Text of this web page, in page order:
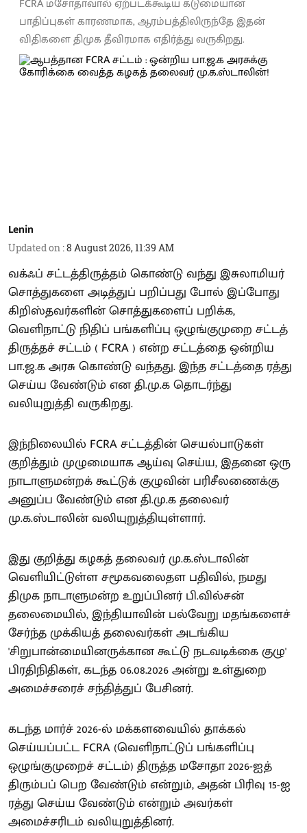
பாதிப்புகள் காரணமாக, ஆரம்பத்திலிருந்தே இதன்
விதிகளை திமுக தீவிரமாக எதிர்த்து வருகிறது.
Lenin
Updated on :8 August 2026, 11:39 AM
வக்ஃப் சட்டத்திருத்தம் கொண்டு வந்து இசுலாமியர்
சொத்துகளை அடித்துப் பறிப்பது போல் இப்போது
கிறிஸ்தவர்களின் சொத்துகளைப் பறிக்க,
வெளிநாட்டு நிதிப் பங்களிப்பு ஒழுங்குமுறை சட்டத்
திருத்தச் சட்டம் ( FCRA ) என்ற சட்டத்தை ஒன்றிய
பா.ஜ.க அரசு கொண்டு வந்தது. இந்த சட்டத்தை ரத்து
செய்ய வேண்டும் என தி.மு.க தொடர்ந்து
வலியுறுத்தி வருகிறது.
இந்நிலையில் FCRA சட்டத்தின் செயல்பாடுகள்
குறித்தும் முழுமையாக ஆய்வு செய்ய, இதனை ஒரு
நாடாளுமன்றக் கூட்டுக் குழுவின் பரிசீலணைக்கு
அனுப்ப வேண்டும் என தி.மு.க தலைவர்
மு.க.ஸ்டாலின் வலியுறுத்தியுள்ளார்.
இது குறித்து கழகத் தலைவர் மு.க.ஸ்டாலின்
வெளியிட்டுள்ள சமூகவலைதள பதிவில், நமது
திமுக நாடாளுமன்ற உறுப்பினர் பி.வில்சன்
தலைமையில், இந்தியாவின் பல்வேறு மதங்களைச்
சேர்ந்த முக்கியத் தலைவர்கள் அடங்கிய
'சிறுபான்மையினருக்கான கூட்டு நடவடிக்கை குழு'
பிரதிநிதிகள், கடந்த 06.08.2026 அன்று உள்துறை
அமைச்சரைச் சந்தித்துப் பேசினர்.
கடந்த மார்ச் 2026-ல் மக்களவையில் தாக்கல்
செய்யப்பட்ட FCRA (வெளிநாட்டுப் பங்களிப்பு
ஒழுங்குமுறைச் சட்டம்) திருத்த மசோதா 2026-ஐத்
திரும்பப் பெற வேண்டும் என்றும், அதன் பிரிவு 15-ஐ
ரத்து செய்ய வேண்டும் என்றும் அவர்கள்
அமைச்சரிடம் வலியுறுத்தினர்.